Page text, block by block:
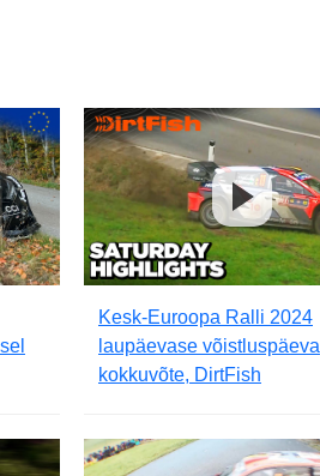
Kesk-Euroopa Ralli 2024
laupäevase võistluspäeva
kokkuvõte, DirtFish